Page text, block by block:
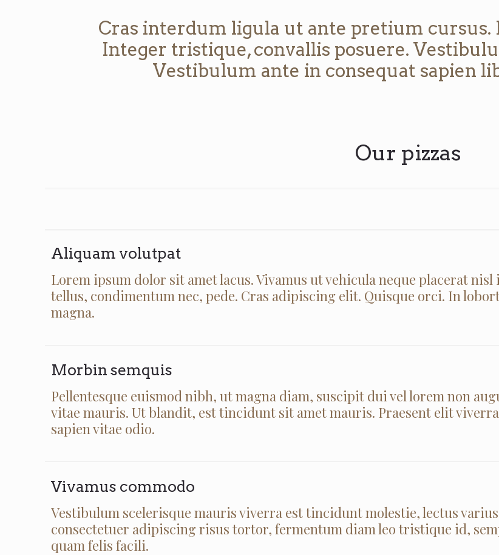
Cras interdum ligula ut ante pretium cursus.
Integer tristique, convallis posuere.
Vestibulum ante in consequat sapien
Our pizzas
Aliquam volutpat
Lorem ipsum dolor sit amet lacus. Vivamus ut vehicula neque placerat
tellus, condimentum nec, pede. Cras adipiscing elit. Quisque orci. In
magna.
Morbin semquis
Pellentesque euismod nibh, ut magna diam, suscipit dui vel lorem non
vitae mauris. Ut blandit, est tincidunt sit amet mauris. Praesent elit
sapien vitae odio.
Vivamus commodo
Vestibulum scelerisque mauris viverra est tincidunt molestie, lectus
consectetuer adipiscing risus tortor, fermentum diam leo tristique id,
quam felis facili.